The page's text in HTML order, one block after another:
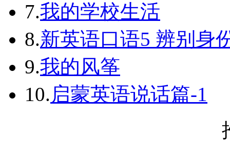
7.我的学校生活
8.新英语口语5 辨别身
9.我的风筝
10.启蒙英语说话篇-1